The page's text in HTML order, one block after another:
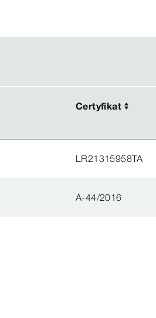
Certyfikat
Certyfikat
LR21315958TA
A-44/2016